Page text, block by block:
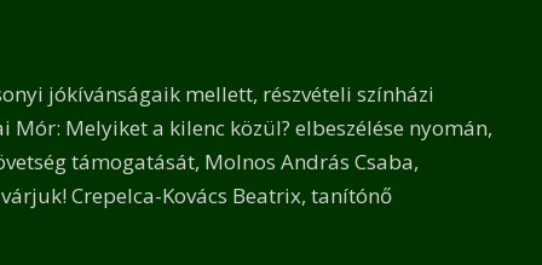
jókívánságaik mellett, részvételi színházi
Mór: Melyiket a kilenc közül? elbeszélése nyomán,
támogatását, Molnos András Csaba,
Crepelca-Kovács Beatrix, tanítónő